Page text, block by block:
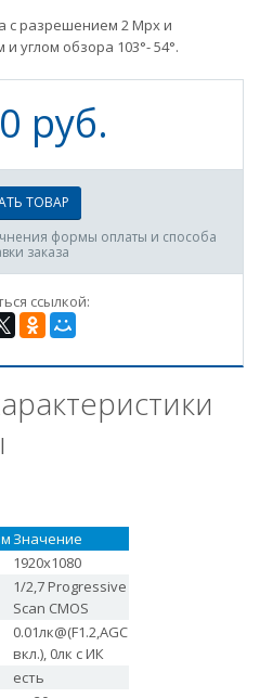
с разрешением 2 Mpx и
углом обзора 103°- 54°.
руб.
ТОВАР
формы оплаты и способа
заказа
ссылкой:
Значение
1920x1080
1/2,7 Progressive
Scan CMOS
0.01лк@(F1.2,AGC
вкл.), 0лк с ИК
есть